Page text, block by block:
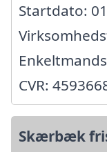
Startdato:
CVR:
Skærbæk